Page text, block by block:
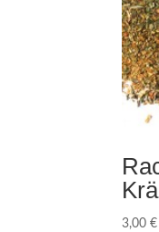
3,00€